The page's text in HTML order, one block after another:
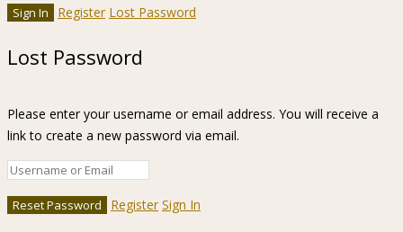
Register Lost Password
Lost Password
Please enter your username or email address. You will receive a
link to create a new password via email.
Register Sign In